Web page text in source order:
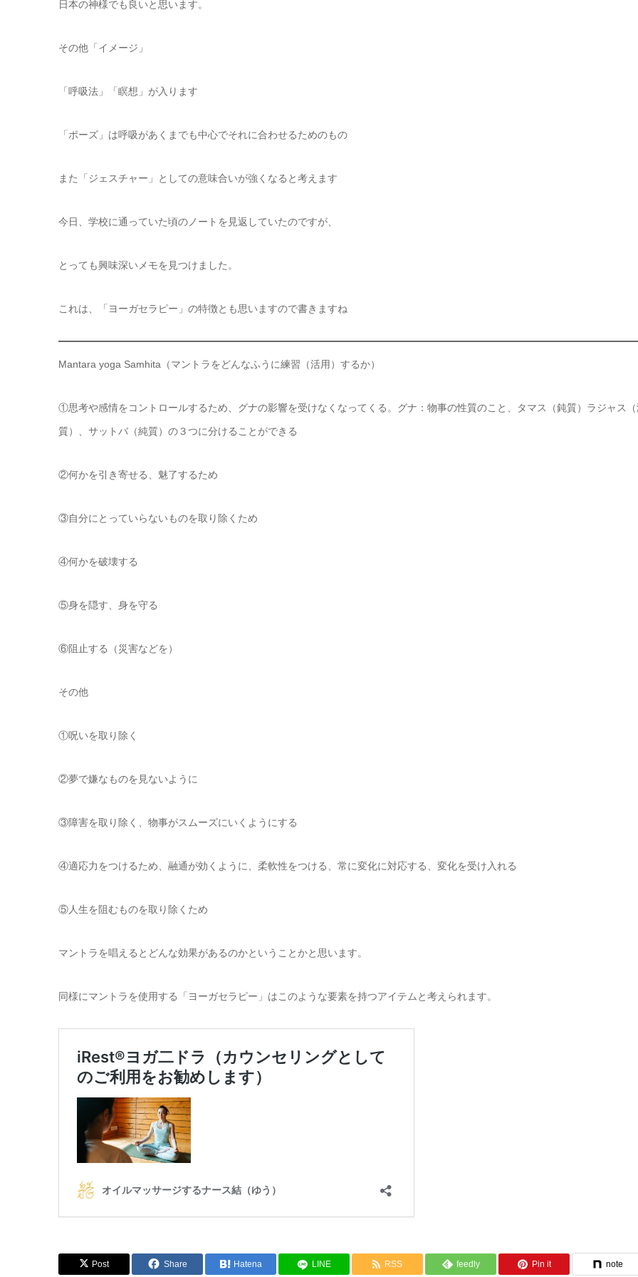
日本の神様でも良いと思います。
その他「イメージ」
「呼吸法」「瞑想」が入ります
「ポーズ」は呼吸があくまでも中心でそれに合わせるためのもの
また「ジェスチャー」としての意味合いが強くなると考えます
今日、学校に通っていた頃のノートを見返していたのですが、
とっても興味深いメモを見つけました。
これは、「ヨーガセラピー」の特徴とも思いますので書きますね
Mantara yoga Samhita（マントラをどんなふうに練習（活用）するか）
①思考や感情をコントロールするため、グナの影響を受けなくなってくる。グナ：物事の性質のこと、タマス（鈍質）ラジャス
質）、サットバ（純質）の３つに分けることができる
②何かを引き寄せる、魅了するため
③自分にとっていらないものを取り除くため
④何かを破壊する
⑤身を隠す、身を守る
⑥阻止する（災害などを）
その他
①呪いを取り除く
②夢で嫌なものを見ないように
③障害を取り除く、物事がスムーズにいくようにする
④適応力をつけるため、融通が効くように、柔軟性をつける、常に変化に対応する、変化を受け入れる
⑤人生を阻むものを取り除くため
マントラを唱えるとどんな効果があるのかということかと思います。
同様にマントラを使用する「ヨーガセラピー」はこのような要素を持つアイテムと考えられます。
Post Share Hatena LINE RSS feedly Pin it note